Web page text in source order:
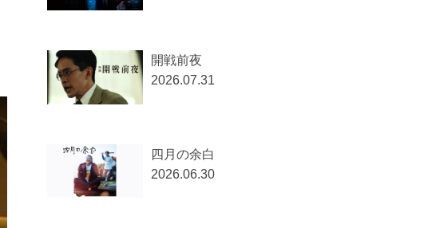
開戦前夜
2026.07.31
四月の余白
2026.06.30